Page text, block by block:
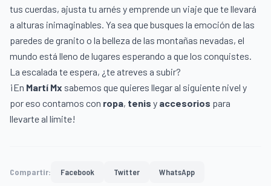
tus cuerdas, ajusta tu arnés y emprende un viaje que te llevará
a alturas inimaginables. Ya sea que busques la emoción de las
paredes de granito o la belleza de las montañas nevadas, el
mundo está lleno de lugares esperando a que los conquistes.
La escalada te espera, ¿te atreves a subir?
¡En Martí Mx sabemos que quieres llegar al siguiente nivel y
por eso contamos con ropa, tenis y accesorios para
llevarte al límite!
Compartir: Facebook Twitter WhatsApp